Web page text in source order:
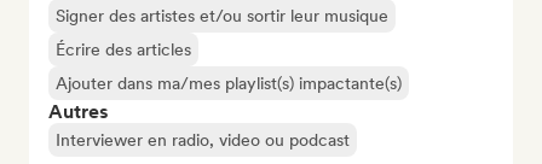
Signer des artistes et/ou sortir leur musique
Écrire des articles
Ajouter dans ma/mes playlist(s) impactante(s)
Autres
Interviewer en radio, video ou podcast